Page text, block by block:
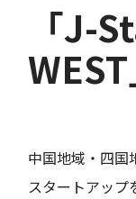
「J-
中国地域・四国
スタートアッ